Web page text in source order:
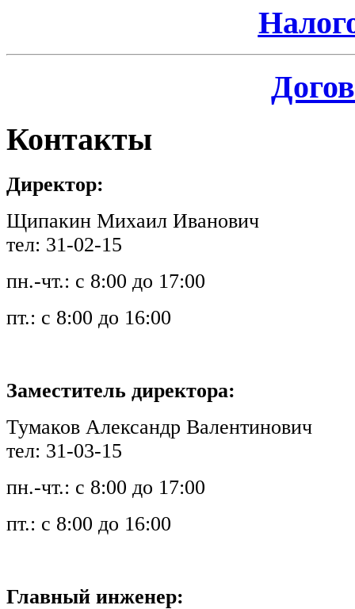
Контакты
Директор:
Щипакин Михаил Иванович
тел: 31-02-15
пн.-чт.: с 8:00 до 17:00
пт.: с 8:00 до 16:00
Заместитель директора:
Тумаков Александр Валентинович
тел: 31-03-15
пн.-чт.: с 8:00 до 17:00
пт.: с 8:00 до 16:00
Главный инженер: